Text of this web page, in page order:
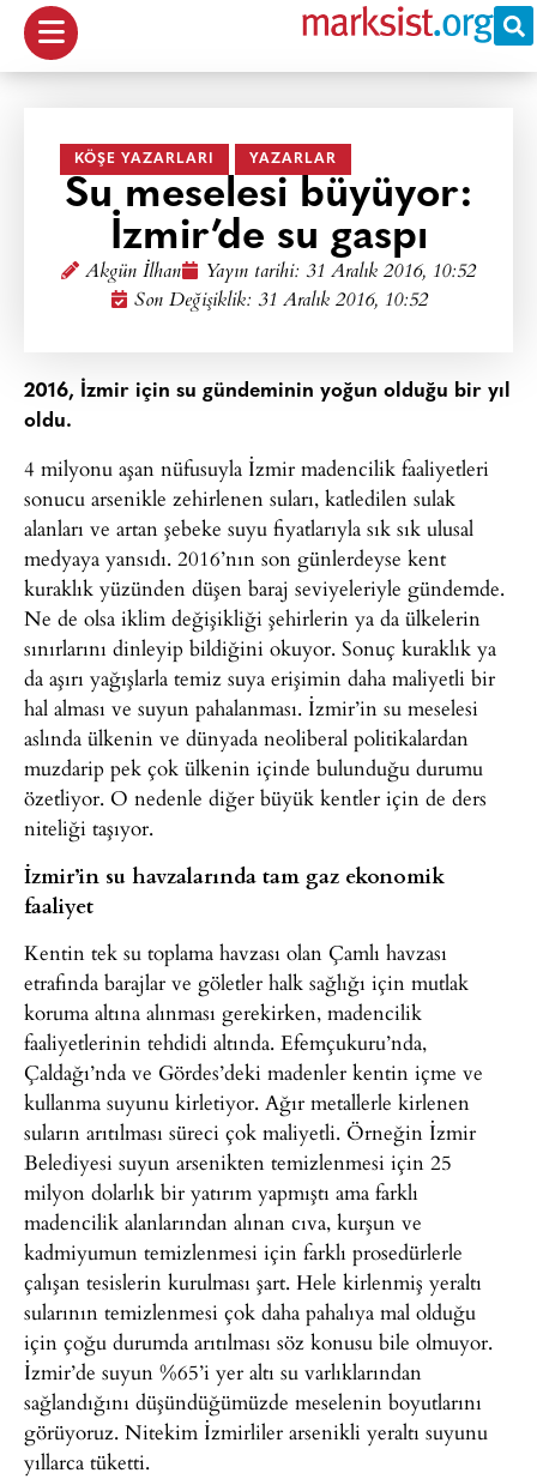
KÖŞE YAZARLARI YAZARLAR
Su meselesi büyüyor:
İzmir’de su gaspı
Akgün İlhan Yayın tarihi: 31 Aralık 2016, 10:52
Son Değişiklik: 31 Aralık 2016, 10:52
2016, İzmir için su gündeminin yoğun olduğu bir yıl
oldu.
4 milyonu aşan nüfusuyla İzmir madencilik faaliyetleri
sonucu arsenikle zehirlenen suları, katledilen sulak
alanları ve artan şebeke suyu fiyatlarıyla sık sık ulusal
medyaya yansıdı. 2016’nın son günlerdeyse kent
kuraklık yüzünden düşen baraj seviyeleriyle gündemde.
Ne de olsa iklim değişikliği şehirlerin ya da ülkelerin
sınırlarını dinleyip bildiğini okuyor. Sonuç kuraklık ya
da aşırı yağışlarla temiz suya erişimin daha maliyetli bir
hal alması ve suyun pahalanması. İzmir’in su meselesi
aslında ülkenin ve dünyada neoliberal politikalardan
muzdarip pek çok ülkenin içinde bulunduğu durumu
özetliyor. O nedenle diğer büyük kentler için de ders
niteliği taşıyor.
İzmir’in su havzalarında tam gaz ekonomik
faaliyet
Kentin tek su toplama havzası olan Çamlı havzası
etrafında barajlar ve göletler halk sağlığı için mutlak
koruma altına alınması gerekirken, madencilik
faaliyetlerinin tehdidi altında. Efemçukuru’nda,
Çaldağı’nda ve Gördes’deki madenler kentin içme ve
kullanma suyunu kirletiyor. Ağır metallerle kirlenen
suların arıtılması süreci çok maliyetli. Örneğin İzmir
Belediyesi suyun arsenikten temizlenmesi için 25
milyon dolarlık bir yatırım yapmıştı ama farklı
madencilik alanlarından alınan cıva, kurşun ve
kadmiyumun temizlenmesi için farklı prosedürlerle
çalışan tesislerin kurulması şart. Hele kirlenmiş yeraltı
sularının temizlenmesi çok daha pahalıya mal olduğu
için çoğu durumda arıtılması söz konusu bile olmuyor.
İzmir’de suyun %65’i yer altı su varlıklarından
sağlandığını düşündüğümüzde meselenin boyutlarını
görüyoruz. Nitekim İzmirliler arsenikli yeraltı suyunu
yıllarca tüketti.